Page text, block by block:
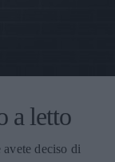
a letto
deciso di